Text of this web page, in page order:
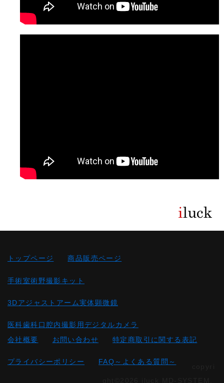
トップページ 商品販売ページ
手術室術野撮影キット
3Dアジャストアーム実体顕微鏡
医科歯科口腔内撮影用デジタルカメラ
会社概要
お問い合わせ 特定商取引に関する表記
プライバシーポリシー FAQ～よくある質問～